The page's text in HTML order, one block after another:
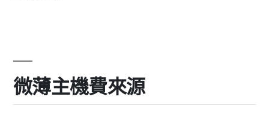
查：
收
款
走
查：
從
微薄主機費來源